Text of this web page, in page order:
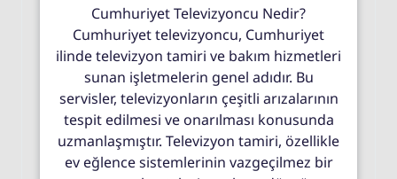
Cumhuriyet Televizyoncu Nedir?
Cumhuriyet televizyoncu, Cumhuriyet
ilinde televizyon tamiri ve bakım hizmetleri
sunan işletmelerin genel adıdır. Bu
servisler, televizyonların çeşitli arızalarının
tespit edilmesi ve onarılması konusunda
uzmanlaşmıştır. Televizyon tamiri, özellikle
ev eğlence sistemlerinin vazgeçilmez bir